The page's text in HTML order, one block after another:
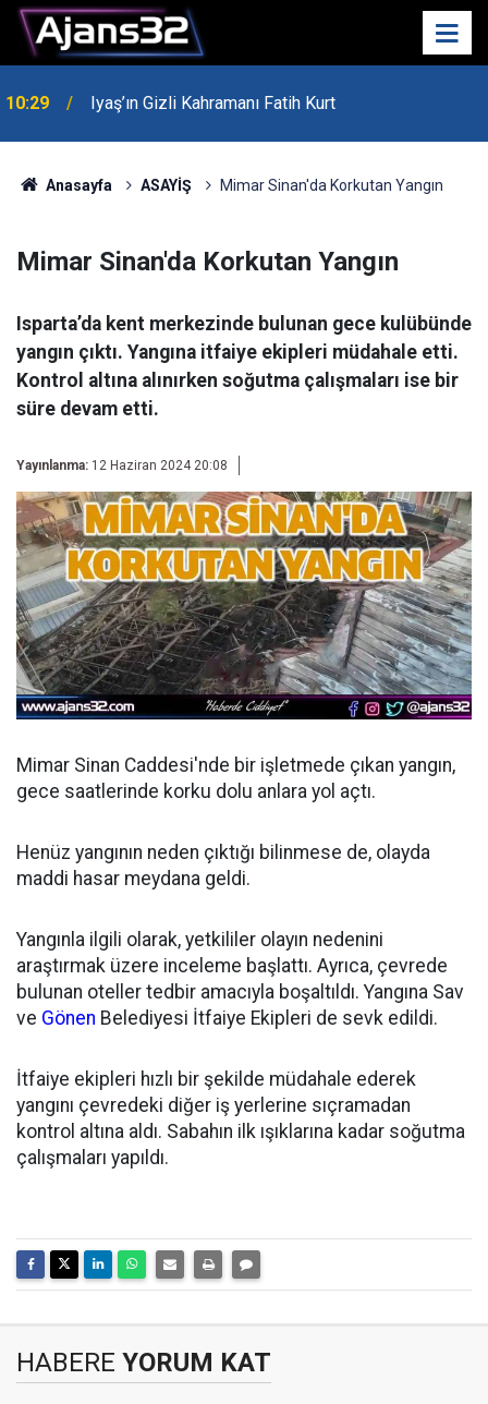
10:29 Iyaş’ın Gizli Kahramanı Fatih Kurt
00:52 Isparta'da Asker Eğlencesinde Kavga Çıktı
Anasayfa ASAYİŞ Mimar Sinan'da Korkutan Yangın
Mimar Sinan'da Korkutan Yangın
Isparta’da kent merkezinde bulunan gece kulübünde
yangın çıktı. Yangına itfaiye ekipleri müdahale etti.
Kontrol altına alınırken soğutma çalışmaları ise bir
süre devam etti.
Yayınlanma: 12 Haziran 2024 20:08
Mimar Sinan Caddesi'nde bir işletmede çıkan yangın,
gece saatlerinde korku dolu anlara yol açtı.
Henüz yangının neden çıktığı bilinmese de, olayda
maddi hasar meydana geldi.
Yangınla ilgili olarak, yetkililer olayın nedenini
araştırmak üzere inceleme başlattı. Ayrıca, çevrede
bulunan oteller tedbir amacıyla boşaltıldı. Yangına Sav
ve Gönen Belediyesi İtfaiye Ekipleri de sevk edildi.
İtfaiye ekipleri hızlı bir şekilde müdahale ederek
yangını çevredeki diğer iş yerlerine sıçramadan
kontrol altına aldı. Sabahın ilk ışıklarına kadar soğutma
çalışmaları yapıldı.
HABERE YORUM KAT